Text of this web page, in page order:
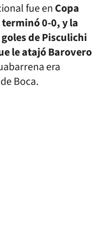
fue enCopa
0-0, y la
de Pisculichi
le atajó Barovero
era
Boca.